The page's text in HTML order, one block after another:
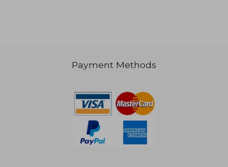
NT$ 904
Payment Methods